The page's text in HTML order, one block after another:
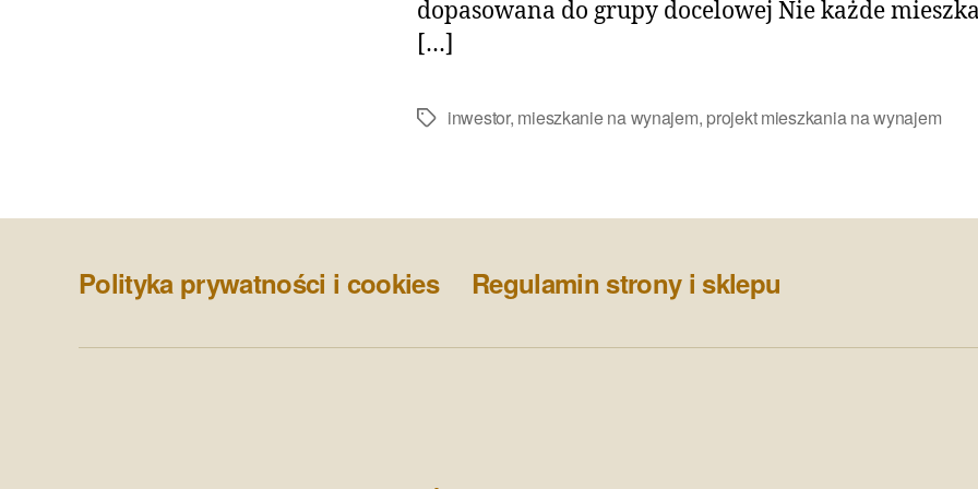
dopasowana do grupy docelowej Nie każde
[…]
Tagi inwestor, mieszkanie na wynajem, projekt mieszkania na wynajem
Polityka prywatności i cookies Regulamin strony i sklepu